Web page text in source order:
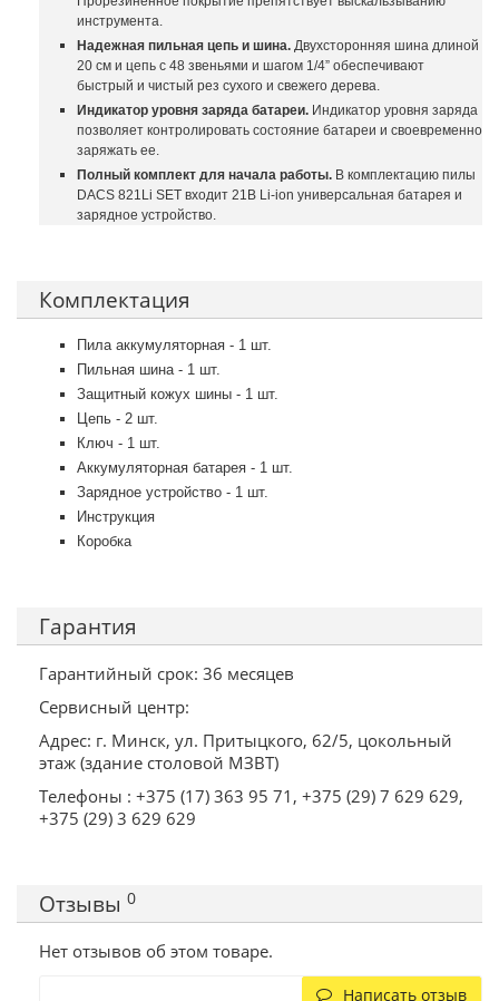
инструмента.
Надежная пильная цепь и шина. Двухсторонняя шина длиной
20 см и цепь с 48 звеньями и шагом 1/4” обеспечивают
быстрый и чистый рез сухого и свежего дерева.
Индикатор уровня заряда батареи. Индикатор уровня заряда
позволяет контролировать состояние батареи и своевременно
заряжать ее.
Полный комплект для начала работы. В комплектацию пилы
DACS 821Li SET входит 21В Li-ion универсальная батарея и
зарядное устройство.
Комплектация
Пила аккумуляторная - 1 шт.
Пильная шина - 1 шт.
Защитный кожух шины - 1 шт.
Цепь - 2 шт.
Ключ - 1 шт.
Аккумуляторная батарея - 1 шт.
Зарядное устройство - 1 шт.
Инструкция
Коробка
Гарантия
Гарантийный срок: 36 месяцев
Сервисный центр:
Адрес: г. Минск, ул. Притыцкого, 62/5, цокольный
этаж (здание столовой МЗВТ)
Телефоны : +375 (17) 363 95 71, +375 (29) 7 629 629,
+375 (29) 3 629 629
Отзывы 0
Нет отзывов об этом товаре.
Написать отзыв